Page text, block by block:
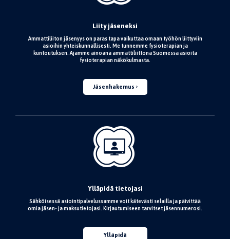
Liity jäseneksi
Ammattiliiton jäsenyys on paras tapa vaikuttaa omaan työhön liittyviin
asioihin yhteiskunnallisesti. Me tunnemme fysioterapian ja
kuntoutuksen. Ajamme ainoana ammattiliittona Suomessa asioita
fysioterapian näkökulmasta.
Jäsenhakemus
Ylläpidä tietojasi
Sähköisessä asiointipalvelussamme voit kätevästi selailla ja päivittää
omia jäsen- ja maksutietojasi. Kirjautumiseen tarvitset jäsennumerosi.
Ylläpidä